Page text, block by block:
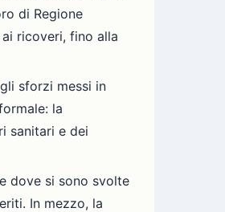
di Regione
ricoveri, fino alla
sforzi messi in
la
sanitari e dei
dove si sono svolte
In mezzo, la